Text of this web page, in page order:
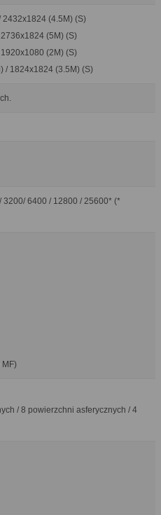
2432x1824 (4.5M) (S)
(5M) (S)
(2M) (S)
/ 1824x1824 (3.5M) (S)
3200/ 6400 / 12800 / 25600* (*
/ 8 powierzchni asferycznych / 4